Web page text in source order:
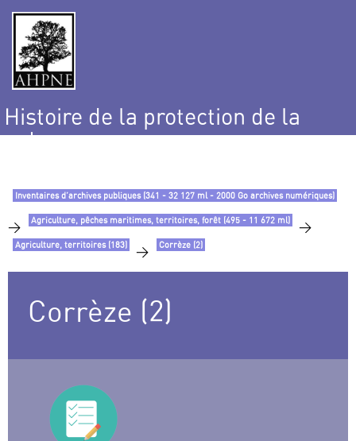
Histoire de la protection de la
nature
Inventaires d’archives publiques (341 - 32 127 ml - 2000 Go archives numériques)
> Agriculture, pêches maritimes, territoires, forêt (495 - 11 672 ml) >
Agriculture, territoires (183) > Corrèze (2)
Corrèze (2)